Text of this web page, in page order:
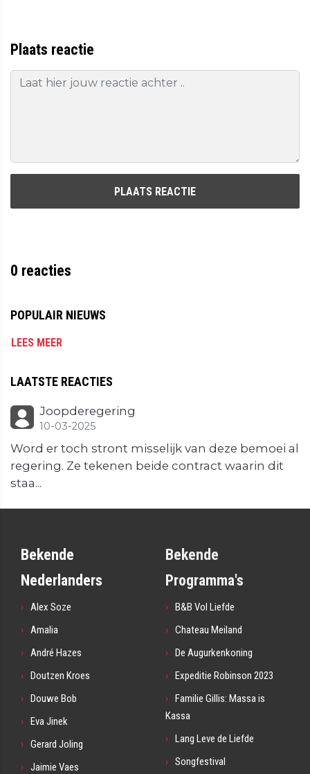
Plaats reactie
PLAATS REACTIE
0 reacties
POPULAIR NIEUWS
LEES MEER
LAATSTE REACTIES
Joopderegering
10-03-2025
Word er toch stront misselijk van deze bemoei al
regering. Ze tekenen beide contract waarin dit
staa...
Bekende
Nederlanders
Alex Soze
Amalia
André Hazes
Doutzen Kroes
Douwe Bob
Eva Jinek
Gerard Joling
Jaimie Vaes
Bekende
Programma's
B&B Vol Liefde
Chateau Meiland
De Augurkenkoning
Expeditie Robinson 2023
Familie Gillis: Massa is
Kassa
Lang Leve de Liefde
Songfestival